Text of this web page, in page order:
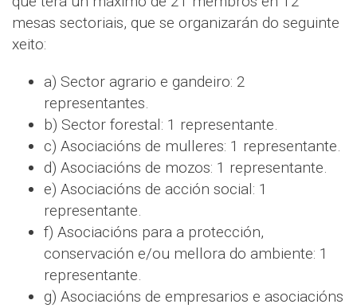
mesas sectoriais, que se organizarán do seguinte
xeito:
a) Sector agrario e gandeiro: 2
representantes.
b) Sector forestal: 1 representante.
c) Asociacións de mulleres: 1 representante.
d) Asociacións de mozos: 1 representante.
e) Asociacións de acción social: 1
representante.
f) Asociacións para a protección,
conservación e/ou mellora do ambiente: 1
representante.
g) Asociacións de empresarios e asociacións